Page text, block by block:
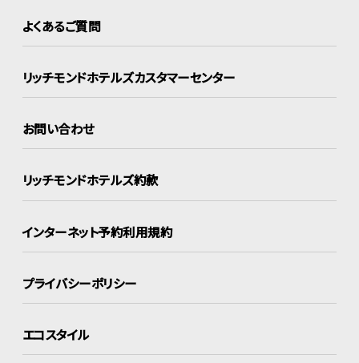
よくあるご質問
リッチモンドホテルズカスタマーセンター
お問い合わせ
リッチモンドホテルズ約款
インターネット予約利用規約
プライバシーポリシー
エコスタイル